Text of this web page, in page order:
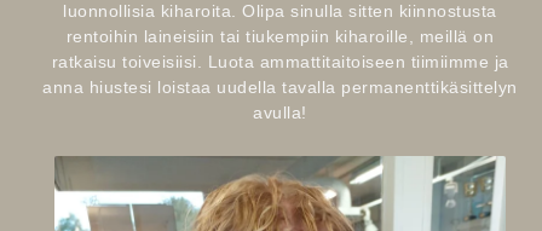
luonnollisia kiharoita. Olipa sinulla sitten kiinnostusta
rentoihin laineisiin tai tiukempiin kiharoille, meillä on
ratkaisu toiveisiisi. Luota ammattitaitoiseen tiimiimme ja
anna hiustesi loistaa uudella tavalla permanenttikäsittelyn
avulla!